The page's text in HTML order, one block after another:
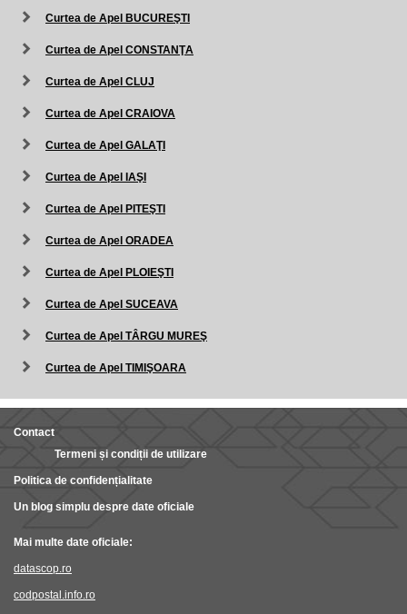
Curtea de Apel BUCUREŞTI
Curtea de Apel CONSTANŢA
Curtea de Apel CLUJ
Curtea de Apel CRAIOVA
Curtea de Apel GALAŢI
Curtea de Apel IAŞI
Curtea de Apel PITEŞTI
Curtea de Apel ORADEA
Curtea de Apel PLOIEŞTI
Curtea de Apel SUCEAVA
Curtea de Apel TÂRGU MUREŞ
Curtea de Apel TIMIŞOARA
Contact
Termeni și condiții de utilizare
Politica de confidențialitate
Un blog simplu despre date oficiale
Mai multe date oficiale:
datascop.ro
codpostal.info.ro